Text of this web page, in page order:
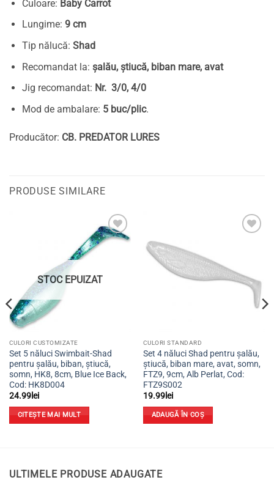
Culoare: Baby Carrot
Lungime: 9 cm
Tip nălucă: Shad
Recomandat la: șalău, știucă, biban mare, avat
Jig recomandat: Nr. 3/0, 4/0
Mod de ambalare: 5 buc/plic.
Producător: CB. PREDATOR LURES
PRODUSE SIMILARE
Adaugă
STOC EPUIZAT
CULORI CUSTOMIZATE
Set 5 năluci Swimbait-Shad
pentru șalău, biban, știucă,
somn, HK8, 8cm, Blue Ice Back,
Cod: HK8D004
24.99lei
CITEȘTE MAI MULT
CULORI STANDARD
Set 4 năluci Shad pentru șalău,
știucă, biban mare, avat, somn,
FTZ9, 9cm, Alb Perlat, Cod:
FTZ9S002
19.99lei
ADAUGĂ ÎN COȘ
ULTIMELE PRODUSE ADAUGATE